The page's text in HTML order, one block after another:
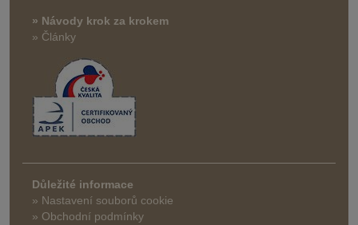
» Návody krok za krokem
» Články
Důležité informace
» Nastavení souborů cookie
» Obchodní podmínky